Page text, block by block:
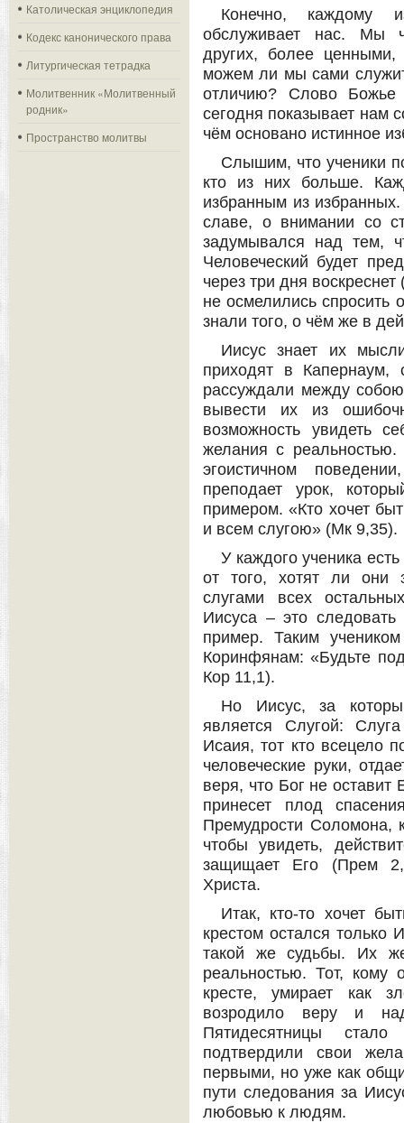
Католическая энциклопедия
Кодекс канонического права
Литургическая тетрадка
Молитвенник «Молитвенный
родник»
Пространство молитвы
Конечно, каждому
обслуживает нас. Мы
других, более
можем ли мы сами
отличию? Слово Божье
сегодня показывает нам
чём основано истинное
Слышим, что ученики
кто из них больше.
избранным из
славе, о внимании со
задумывался над тем,
Человеческий будет
через три дня
не осмелились спросить
знали того, о чём же в
Иисус знает их
приходят в
рассуждали между
вывести их из
возможность увидеть
желания с
эгоистичном
преподает урок,
примером. «Кто хочет
и всем слугою» (Мк 9,35).
У каждого ученика
от того, хотят ли они
слугами всех
Иисуса – это
пример. Таким
Коринфянам: «Будьте
Кор 11,1).
Но Иисус, за
является Слугой:
Исаия, тот кто всецело
человеческие руки,
веря, что Бог не оставит
принесет плод
Премудрости Соломона,
чтобы увидеть,
защищает Его (Прем
Христа.
Итак, кто-то хочет
крестом остался только
такой же судьбы. Их
реальностью. Тот, кому
кресте, умирает как
возродило веру и
Пятидесятницы
подтвердили свои
первыми, но уже как
пути следования за
любовью к людям.